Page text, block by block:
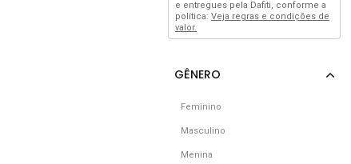
e entregues pela Dafiti, conforme a
política: Veja regras e condições de
valor.
Feminino
Masculino
Menina